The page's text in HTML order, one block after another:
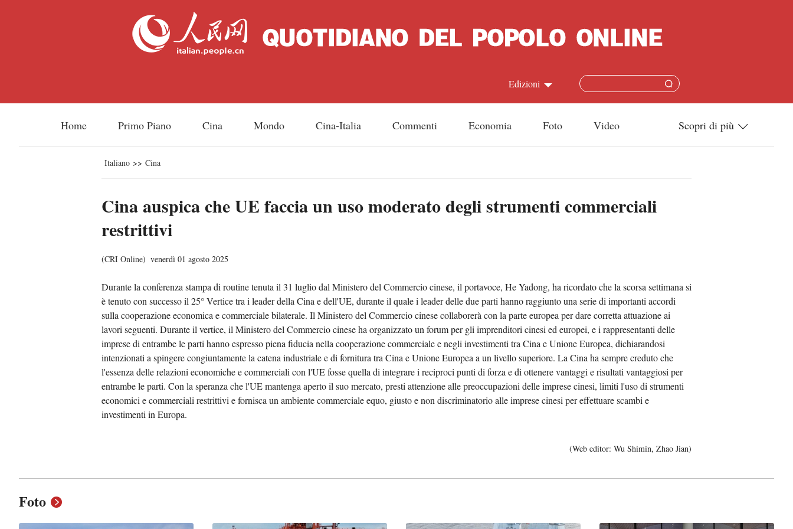
Edizioni
Français
عربي
한국어
Deutsch
Português
Kiswahili
Ελληνικά
Home Primo Piano Cina Mondo Cina-Italia Commenti Economia Foto Video Scopri di più
Italiano >> Cina
Cina auspica che UE faccia un uso moderato degli strumenti commerciali
restrittivi
(CRI Online) venerdì 01 agosto 2025
Durante la conferenza stampa di routine tenuta il 31 luglio dal Ministero del Commercio cinese, il portavoce, He Yadong, ha ricordato che la scorsa settimana si
è tenuto con successo il 25° Vertice tra i leader della Cina e dell'UE, durante il quale i leader delle due parti hanno raggiunto una serie di importanti accordi
sulla cooperazione economica e commerciale bilaterale. Il Ministero del Commercio cinese collaborerà con la parte europea per dare corretta attuazione ai
lavori seguenti. Durante il vertice, il Ministero del Commercio cinese ha organizzato un forum per gli imprenditori cinesi ed europei, e i rappresentanti delle
imprese di entrambe le parti hanno espresso piena fiducia nella cooperazione commerciale e negli investimenti tra Cina e Unione Europea, dichiarandosi
intenzionati a spingere congiuntamente la catena industriale e di fornitura tra Cina e Unione Europea a un livello superiore. La Cina ha sempre creduto che
l'essenza delle relazioni economiche e commerciali con l'UE fosse quella di integrare i reciproci punti di forza e di ottenere vantaggi e risultati vantaggiosi per
entrambe le parti. Con la speranza che l'UE mantenga aperto il suo mercato, presti attenzione alle preoccupazioni delle imprese cinesi, limiti l'uso di strumenti
economici e commerciali restrittivi e fornisca un ambiente commerciale equo, giusto e non discriminatorio alle imprese cinesi per effettuare scambi e
investimenti in Europa.
(Web editor: Wu Shimin, Zhao Jian)
Foto